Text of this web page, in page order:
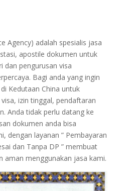
Agency) adalah spesialis jasa
apostile dokumen untuk
dan pengurusan visa
Bagi anda yang ingin
Kedutaan China untuk
izin tinggal, pendaftaran
Anda tidak perlu datang ke
dokumen anda bisa
dengan layanan ” Pembayaran
dan Tanpa DP ” membuat
aman menggunakan jasa kami.